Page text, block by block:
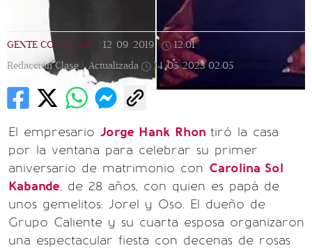
GENTE CON CLASE 12/09/2019 12:01 |
Redacción Clase | Actualizada 14/05/2023 02:05
El empresario Jorge Hank Rhon tiró la casa
por la ventana para celebrar su primer
aniversario de matrimonio con Carolina Sol
Kabande, de 28 años, con quien es papá de
unos gemelitos: Jorel y Oso. El dueño de
Grupo Caliente y su cuarta esposa organizaron
una espectacular fiesta con decenas de rosas